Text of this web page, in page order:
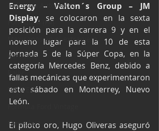
Industria Automotriz
Fórmula 4 (F4)
Mexicanos en el extranjero
Kartismo
Rally
FIA WEC
Fórmula Ford Vintage
Fórmula 3
Energy – Valton´s Group – JM
Display, se colocaron en la sexta
posición para la carrera 9 y en el
noveno lugar para la 10 de esta
jornada 5 de la Súper Copa, en la
categoría Mercedes Benz, debido a
fallas mecánicas que experimentaron
este sábado en Monterrey, Nuevo
León.
El piloto oro, Hugo Oliveras aseguró